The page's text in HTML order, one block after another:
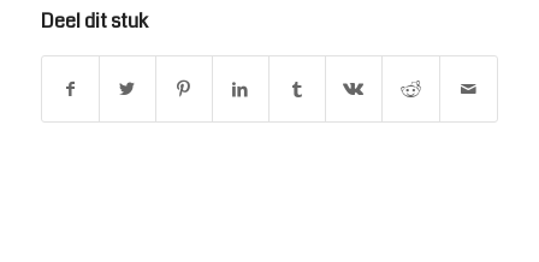
Deel dit stuk